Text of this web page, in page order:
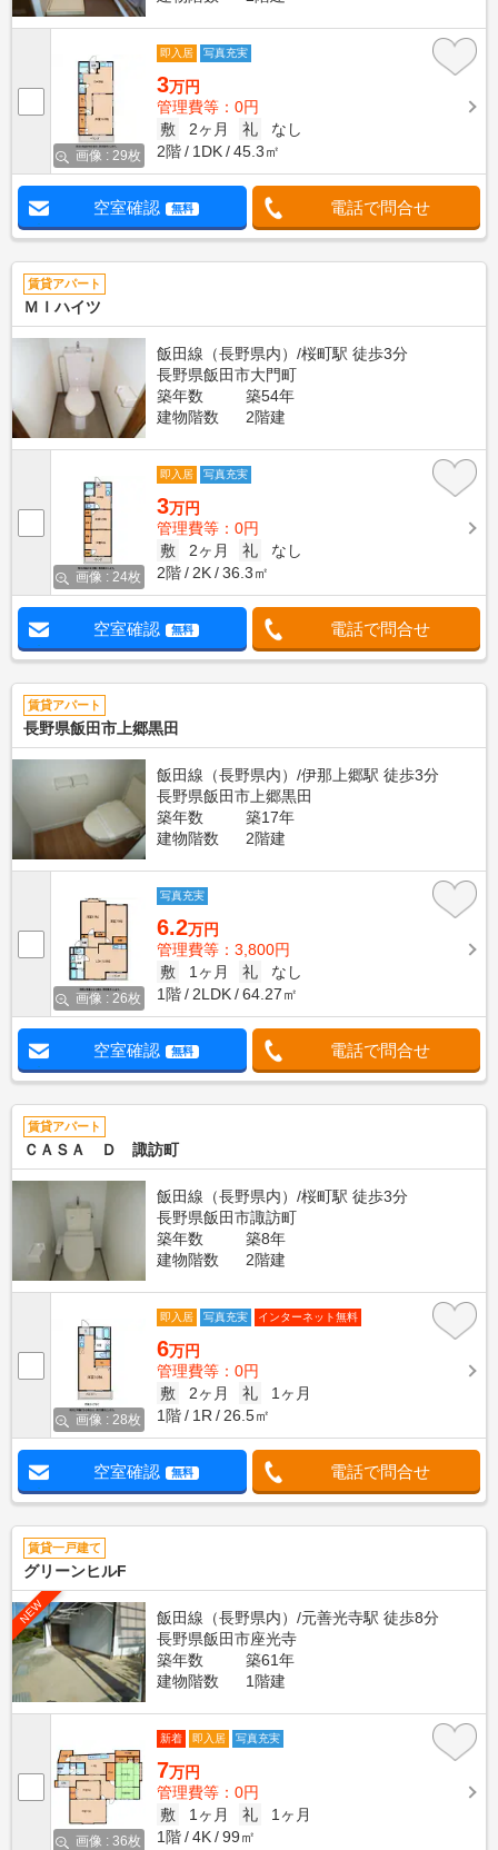
画像 : 29枚
即入居 写真充実
3万円
管理費等：0円
敷
2ヶ月 礼
なし
2階
1DK 45.3㎡
空室確認 無料 電話で問合せ
賃貸アパート
ＭＩハイツ
飯田線（長野県内）/桜町駅 徒歩3分
長野県飯田市大門町
築年数
築54年
建物階数
2階建
画像 : 24枚
即入居 写真充実
3万円
管理費等：0円
敷
2ヶ月 礼
なし
2階
2K 36.3㎡
空室確認 無料 電話で問合せ
賃貸アパート
長野県飯田市上郷黒田
飯田線（長野県内）/伊那上郷駅 徒歩3分
長野県飯田市上郷黒田
築年数
築17年
建物階数
2階建
画像 : 26枚
写真充実
6.2万円
管理費等：3,800円
敷
1ヶ月 礼
なし
1階
2LDK 64.27㎡
空室確認 無料 電話で問合せ
賃貸アパート
ＣＡＳＡ Ｄ 諏訪町
飯田線（長野県内）/桜町駅 徒歩3分
長野県飯田市諏訪町
築年数
築8年
建物階数
2階建
画像 : 28枚
即入居 写真充実 インターネット無料
6万円
管理費等：0円
敷
2ヶ月 礼
1ヶ月
1階
1R 26.5㎡
空室確認 無料 電話で問合せ
賃貸一戸建て
グリーンヒルF
NEW
飯田線（長野県内）/元善光寺駅 徒歩8分
長野県飯田市座光寺
築年数
築61年
建物階数
1階建
画像 : 36枚
新着 即入居 写真充実
7万円
管理費等：0円
敷
1ヶ月 礼
1ヶ月
1階
4K 99㎡